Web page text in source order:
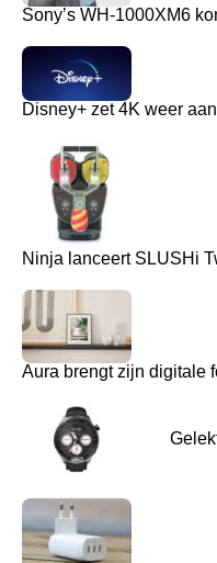
Sony’s WH-1000XM6
Disney+ zet 4K weer
Ninja lanceert SLUSHi
Aura brengt zijn digitale